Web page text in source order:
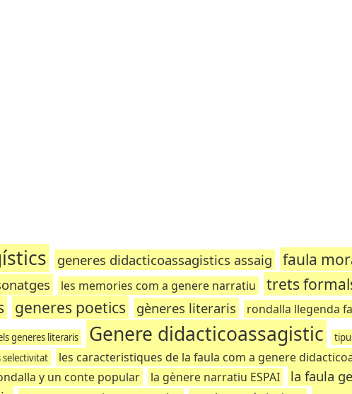
generes didacticoassagistics assaig faula
les memories com a genere narratiu
trets
generes poetics gèneres literaris
rondalla llegenda
generes literaris Genere didacticoassagistic
selectivitat
les caracteristiques de la faula com a genere
y un conte popular
la gènere narratiu ESPAI
la faula